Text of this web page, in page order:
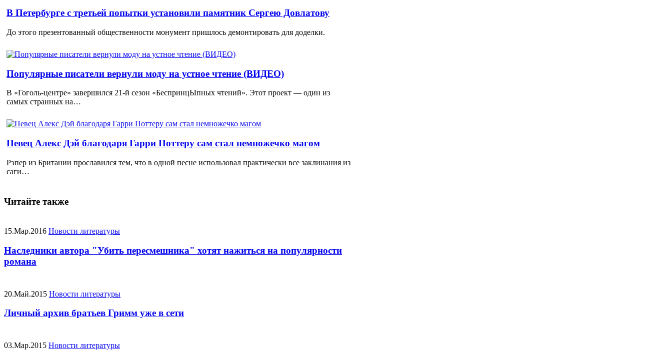
В Петербурге с третьей попытки установили памятник Сергею Довлатову
До этого презентованный общественности монумент пришлось демонтировать для доделки.
Популярные писатели вернули моду на устное чтение (ВИДЕО)
В «Гоголь-центре» завершился 21-й сезон «БеспринцЫпных чтений». Этот проект — один из
самых странных на…
Певец Алекс Дэй благодаря Гарри Поттеру сам стал немножечко магом
Рэпер из Британии прославился тем, что в одной песне использовал практически все заклинания из
саги…
Читайте также
15.Мар.2016 Новости литературы
Наследники автора "Убить пересмешника" хотят нажиться на популярности
романа
20.Май.2015 Новости литературы
Личный архив братьев Гримм уже в сети
03.Мар.2015 Новости литературы